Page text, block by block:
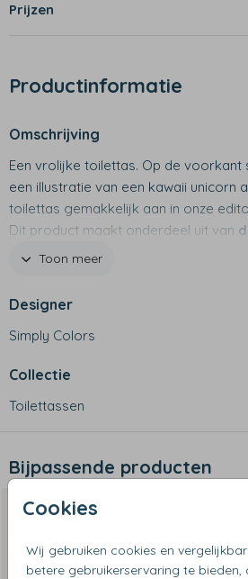
Cookies
Wij gebruiken cookies en
betere gebruikerservaring te bieden,
Prijzen
Productinformatie
Omschrijving
Een vrolijke toilettas. Op de voorkant
een illustratie van een kawaii unicorn
toilettas gemakkelijk aan in onze
Dit product maakt onderdeel uit van
Productspecificaties
- Afmetingen: 18 x 25 x 15 cm
- 600 D materiaal
- Twee kleine vakjes aan de
Toon meer
Designer
Simply Colors
Collectie
Toilettassen
Bijpassende producten